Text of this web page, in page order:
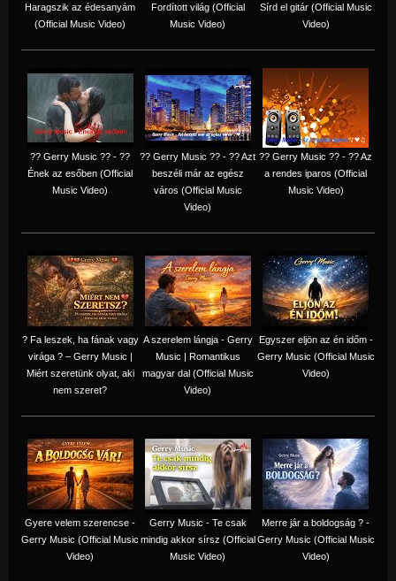
Haragszik az édesanyám
(Official Music Video)
Fordított világ (Official
Music Video)
Sírd el gitár (Official Music
Video)
?? Gerry Music ?? - ??
Ének az esőben (Official
Music Video)
?? Gerry Music ?? - ?? Azt
beszéli már az egész
város (Official Music
Video)
?? Gerry Music ?? - ?? Az
a rendes iparos (Official
Music Video)
? Fa leszek, ha fának vagy
virága ? – Gerry Music |
Miért szeretünk olyat, aki
nem szeret?
A szerelem lángja - Gerry
Music | Romantikus
magyar dal (Official Music
Video)
Egyszer eljön az én időm -
Gerry Music (Official Music
Video)
Gyere velem szerencse -
Gerry Music (Official Music
Video)
Gerry Music - Te csak
mindig akkor sírsz (Official
Music Video)
Merre jár a boldogság ? -
Gerry Music (Official Music
Video)